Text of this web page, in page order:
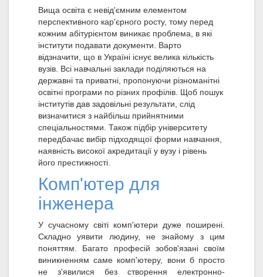
Вища освіта є невід'ємним елементом
перспективного кар'єрного росту, тому перед
кожним абітурієнтом виникає проблема, в які
інститути подавати документи. Варто
відзначити, що в Україні існує велика кількість
вузів. Всі навчальні заклади поділяються на
державні та приватні, пропонуючи різноманітні
освітні програми по різних профілів. Щоб пошук
інститутів дав задовільні результати, слід
визначитися з найбільш прийнятними
спеціальностями. Також підбір університету
передбачає вибір підходящої форми навчання,
наявність високої акредитації у вузу і рівень
його престижності.
Комп'ютер для
інженера
У сучасному світі комп'ютери дуже поширені.
Складно уявити людину, не знайому з цим
поняттям. Багато професій зобов'язані своїм
виникненням саме комп'ютеру, вони б просто
не з'явилися без створення електронно-